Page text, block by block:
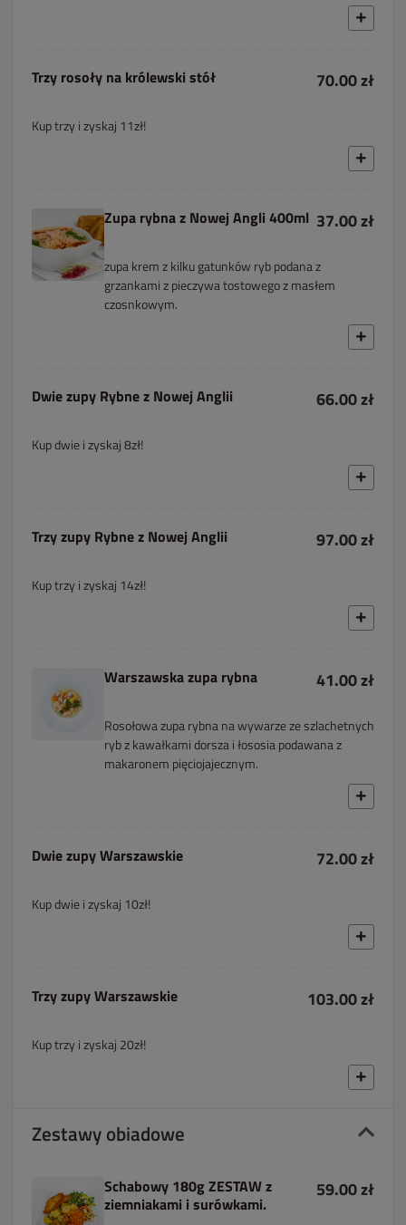
Trzy rosoły na królewski stół 70.00 zł
Kup trzy i zyskaj 11zł!
Zupa rybna z Nowej Angli 400ml 37.00 zł
zupa krem z kilku gatunków ryb podana z
grzankami z pieczywa tostowego z masłem
czosnkowym.
Dwie zupy Rybne z Nowej Anglii 66.00 zł
Kup dwie i zyskaj 8zł!
Trzy zupy Rybne z Nowej Anglii 97.00 zł
Kup trzy i zyskaj 14zł!
Warszawska zupa rybna 41.00 zł
Rosołowa zupa rybna na wywarze ze szlachetnych
ryb z kawałkami dorsza i łososia podawana z
makaronem pięciojajecznym.
Dwie zupy Warszawskie 72.00 zł
Kup dwie i zyskaj 10zł!
Trzy zupy Warszawskie 103.00 zł
Kup trzy i zyskaj 20zł!
Zestawy obiadowe
Schabowy 180g ZESTAW z
ziemniakami i surówkami.
59.00 zł